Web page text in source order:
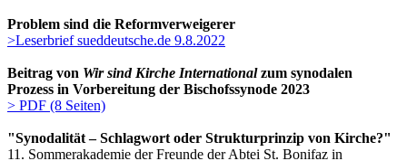
Problem sind die Reformverweigerer
>Leserbrief sueddeutsche.de 9.8.2022
Beitrag von Wir sind Kirche Internationalzum synodalen
Prozess in Vorbereitung der Bischofssynode 2023
> PDF (8 Seiten)
"Synodalität – Schlagwort oder Strukturprinzip von Kirche?"
11. Sommerakademie der Freunde der Abtei St. Bonifaz in